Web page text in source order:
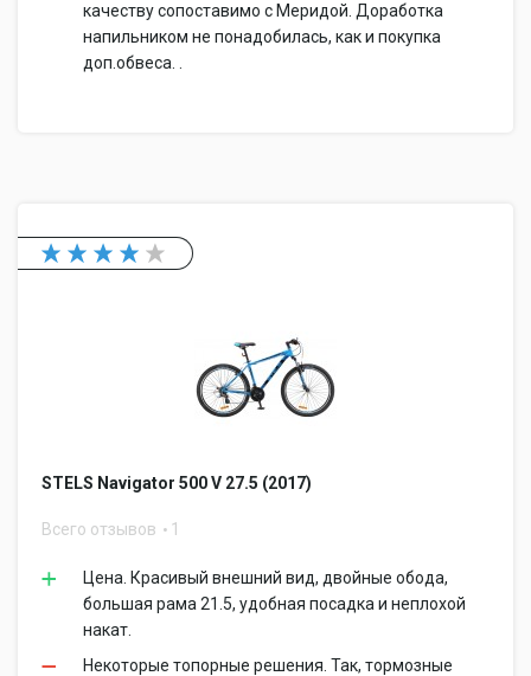
качеству сопоставимо с Меридой. Доработка
напильником не понадобилась, как и покупка
доп.обвеса. .
STELS Navigator 500 V 27.5 (2017)
Всего отзывов 1
Цена. Красивый внешний вид, двойные обода,
большая рама 21.5, удобная посадка и неплохой
накат.
Некоторые топорные решения. Так, тормозные